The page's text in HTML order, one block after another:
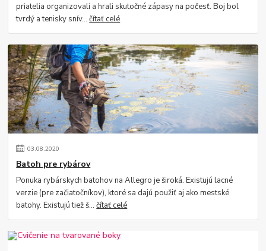
priatelia organizovali a hrali skutočné zápasy na počesť. Boj bol
tvrdý a tenisky snív...čítať celé
03.08.2020
Batoh pre rybárov
Ponuka rybárskych batohov na Allegro je široká. Existujú lacné
verzie (pre začiatočníkov), ktoré sa dajú použiť aj ako mestské
batohy. Existujú tiež š...čítať celé